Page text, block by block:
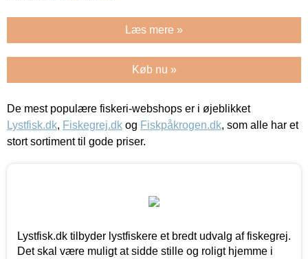
Læs mere »
Køb nu »
De mest populære fiskeri-webshops er i øjeblikket
Lystfisk.dk, Fiskegrej.dk og Fiskpåkrogen.dk, som alle har et
stort sortiment til gode priser.
Lystfisk.dk tilbyder lystfiskere et bredt udvalg af fiskegrej.
Det skal være muligt at sidde stille og roligt hjemme i